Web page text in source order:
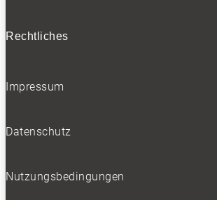
Rechtliches
Impressum
Datenschutz
Nutzungsbedingungen